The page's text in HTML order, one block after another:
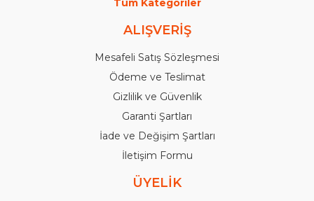
Tüm Kategoriler
ALIŞVERİŞ
Mesafeli Satış Sözleşmesi
Ödeme ve Teslimat
Gizlilik ve Güvenlik
Garanti Şartları
İade ve Değişim Şartları
İletişim Formu
ÜYELİK